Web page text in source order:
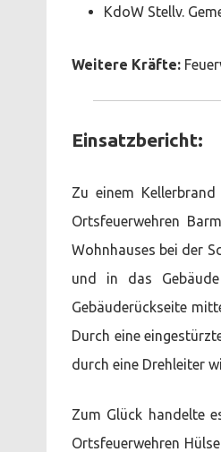
KdoW Stellv.
Weitere Kräfte:
Einsatzbericht:
Zu einem
Ortsfeuerwehren
Wohnhauses bei der
und in das
Gebäuderückseite
Durch eine
durch eine Drehleiter
Zum Glück handelte
Ortsfeuerwehren